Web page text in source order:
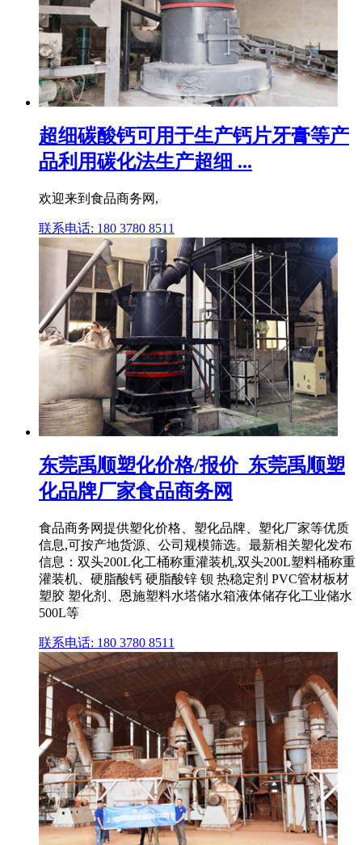
超细碳酸钙可用于生产钙片牙膏等产
品利用碳化法生产超细 ...
欢迎来到食品商务网,
联系电话: 180 3780 8511
东莞禹顺塑化价格/报价_东莞禹顺塑
化品牌厂家食品商务网
食品商务网提供塑化价格、塑化品牌、塑化厂家等优质
信息,可按产地货源、公司规模筛选。最新相关塑化发布
信息：双头200L化工桶称重灌装机,双头200L塑料桶称重
灌装机、硬脂酸钙 硬脂酸锌 钡 热稳定剂 PVC管材板材
塑胶 塑化剂、恩施塑料水塔储水箱液体储存化工业储水
500L等
联系电话: 180 3780 8511